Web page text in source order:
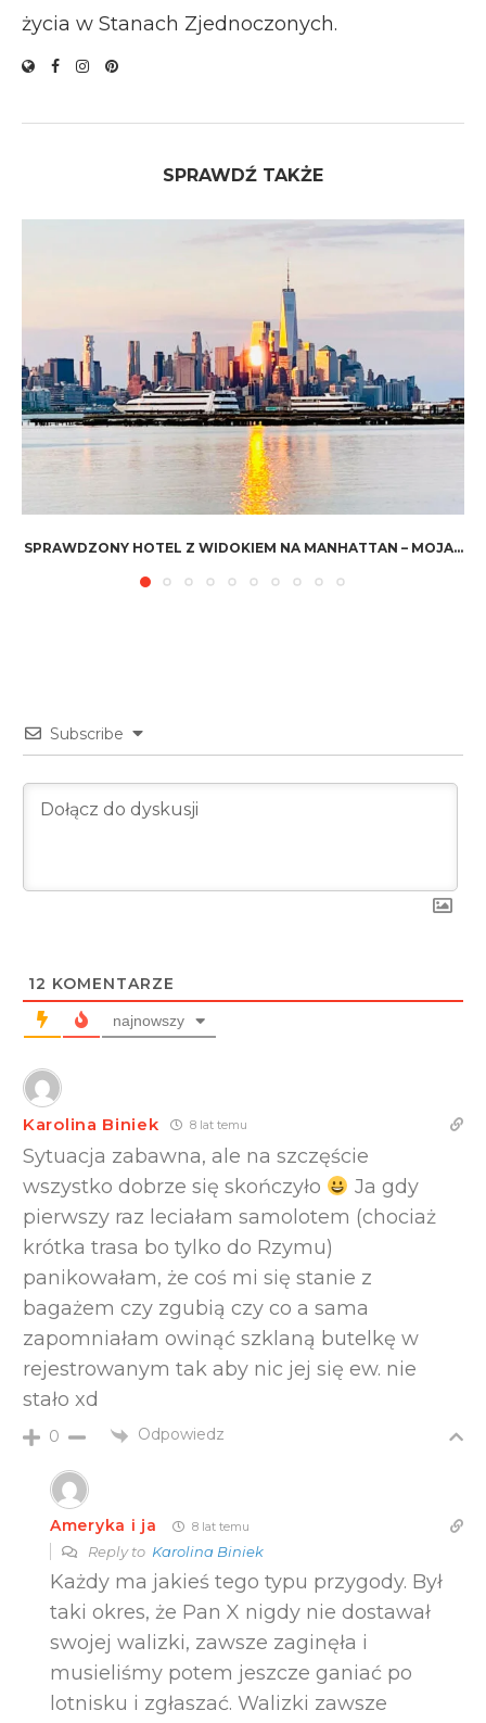
życia w Stanach Zjednoczonych.
SPRAWDŹ TAKŻE
SPRAWDZONY HOTEL Z WIDOKIEM NA MANHATTAN – MOJA...
Subscribe
12 KOMENTARZE
najnowszy
Karolina Biniek 8 lat temu
Sytuacja zabawna, ale na szczęście
wszystko dobrze się skończyło
Ja gdy
pierwszy raz leciałam samolotem (chociaż
krótka trasa bo tylko do Rzymu)
panikowałam, że coś mi się stanie z
bagażem czy zgubią czy co a sama
zapomniałam owinąć szklaną butelkę w
rejestrowanym tak aby nic jej się ew. nie
stało xd
0 Odpowiedz
Ameryka i ja 8 lat temu
Reply to Karolina Biniek
Każdy ma jakieś tego typu przygody. Był
taki okres, że Pan X nigdy nie dostawał
swojej walizki, zawsze zaginęła i
musieliśmy potem jeszcze ganiać po
lotnisku i zgłaszać. Walizki zawsze